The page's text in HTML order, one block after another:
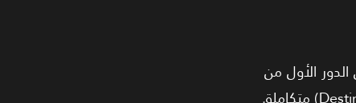
فرصة لامتلاك محل تجاري كبير بمساحة 76 مترًا في الدور الأول من